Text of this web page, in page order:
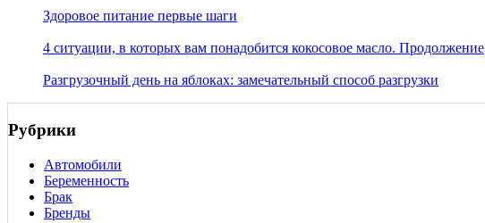
Здоровое питание первые шаги
4 ситуации, в которых вам понадобится кокосовое масло. Продолжение
Разгрузочный день на яблоках: замечательный способ разгрузки
Рубрики
Автомобили
Беременность
Брак
Бренды